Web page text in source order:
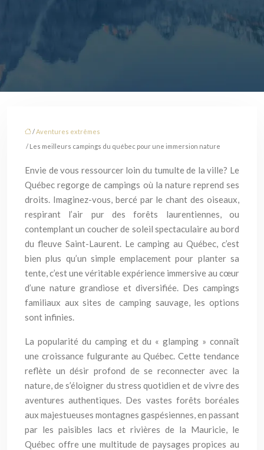
/Aventures extrêmes
/ Les meilleurs campings du québec pour une immersion nature
Envie de vous ressourcer loin du tumulte de la ville? Le
Québec regorge de campings où la nature reprend ses
droits. Imaginez-vous, bercé par le chant des oiseaux,
respirant l’air pur des forêts laurentiennes, ou
contemplant un coucher de soleil spectaculaire au bord
du fleuve Saint-Laurent. Le camping au Québec, c’est
bien plus qu’un simple emplacement pour planter sa
tente, c’est une véritable expérience immersive au cœur
d’une nature grandiose et diversifiée. Des campings
familiaux aux sites de camping sauvage, les options
sont infinies.
La popularité du camping et du « glamping » connaît
une croissance fulgurante au Québec. Cette tendance
reflète un désir profond de se reconnecter avec la
nature, de s’éloigner du stress quotidien et de vivre des
aventures authentiques. Des vastes forêts boréales
aux majestueuses montagnes gaspésiennes, en passant
par les paisibles lacs et rivières de la Mauricie, le
Québec offre une multitude de paysages propices au